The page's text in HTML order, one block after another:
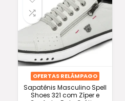
OFERTAS RELÂMPAGO
Sapatênis Masculino Spell
Shoes 321 com Zíper e